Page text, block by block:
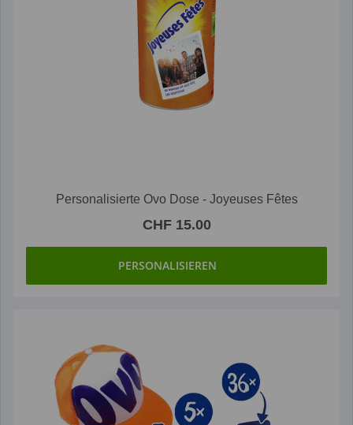
Personalisierte Ovo Dose - Joyeuses Fêtes
CHF 15.00
PERSONALISIEREN